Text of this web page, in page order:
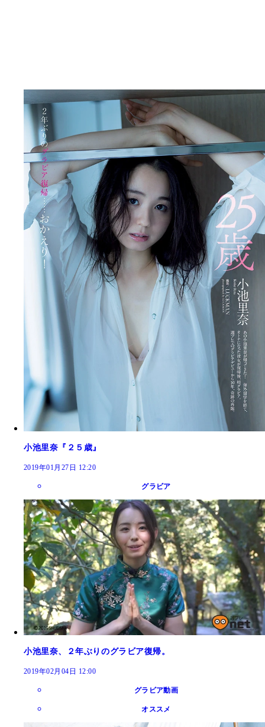
小池里奈『２５歳』
2019年01月27日 12:20
グラビア
小池里奈、２年ぶりのグラビア復帰。
2019年02月04日 12:00
グラビア動画
オススメ